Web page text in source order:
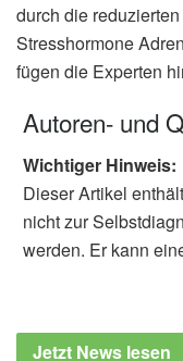
durch die
Stresshormone
fügen die Experten
Autoren- und
Wichtiger Hinweis:
Dieser Artikel
nicht zur
werden. Er kann
Jetzt News lesen